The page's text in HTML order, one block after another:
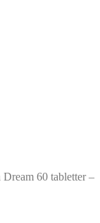
Dream 60 tabletter –